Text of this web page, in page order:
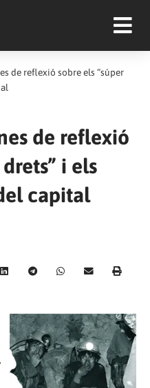
de reflexió sobre els “súper
de reflexió
i els
capital